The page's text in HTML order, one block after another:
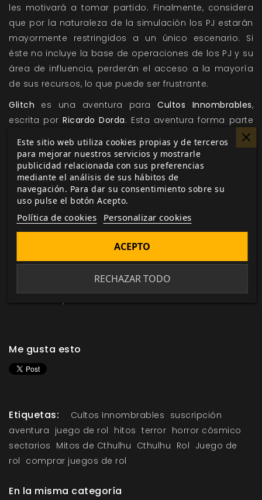
les motivará a tomar partido. Finalmente, considera
que por la naturaleza de la simulación los PJ estarán
mayormente restringidos a un único escenario. Si
éste no incluye la base de operaciones de los PJ y su
área de influencia, perderán el acceso a la mayoría
de sus recursos, lo que puede ser frustrante.
Glitch es una aventura paraCultos Innombrables,
escrita por Ricardo Dorda. Esta aventura forma parte
pero
puede jugarse de forma totalmente independiente
con cualquier culto dispuesto a descubrir nuevos
secretos arcanos.
En nuestra web puedes encontrar más información
sobre las aventuras previas de esta
colección:Habitación 311eiNous.
Sigue de cerca todas las novedades y avances
suplementos favoritos mediante la sección
Me gusta esto
Etiquetas: Cultos Innombrables suscripción
aventura juego de rol hitos terror horror cósmico
sectarios Mitos de Cthulhu Cthulhu Rol Juego de
rol comprar juegos de rol
En la misma categoría
Este sitio web utiliza cookies propias y de terceros
para mejorar nuestros servicios y mostrarle
publicidad relacionada con sus preferencias
mediante el análisis de sus hábitos de
navegación. Para dar su consentimiento sobre su
uso pulse el botón Acepto.
Política de cookies Personalizar cookies
RECHAZAR TODO
ACEPTO